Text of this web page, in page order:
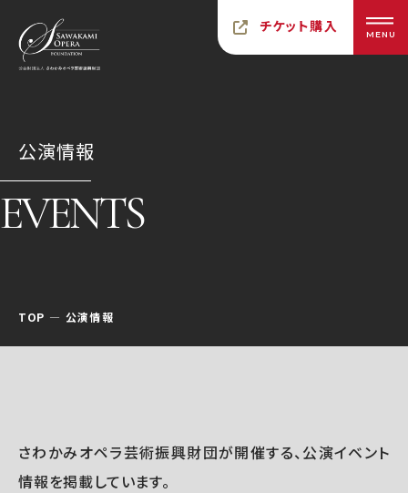
チケット購入 MENU
公演情報
EVENTS
TOP 公演情報
さわかみオペラ芸術振興財団が開催する、公演イベント
情報を掲載しています。